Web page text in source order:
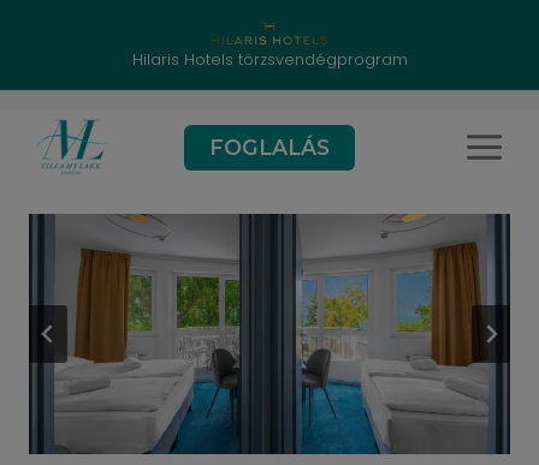
Hilaris Hotels törzsvendégprogram
content
FOGLALÁS